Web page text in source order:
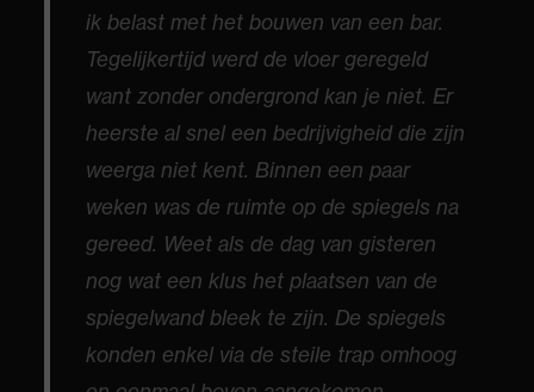
ik belast met het bouwen van een bar.
Tegelijkertijd werd de vloer geregeld
want zonder ondergrond kan je niet. Er
heerste al snel een bedrijvigheid die zijn
weerga niet kent. Binnen een paar
weken was de ruimte op de spiegels na
gereed. Weet als de dag van gisteren
nog wat een klus het plaatsen van de
spiegelwand bleek te zijn. De spiegels
konden enkel via de steile trap omhoog